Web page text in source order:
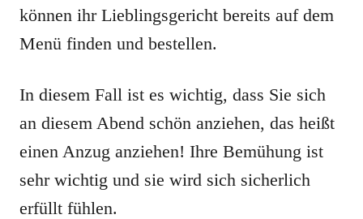
können ihr Lieblingsgericht bereits auf dem
Menü finden und bestellen.
In diesem Fall ist es wichtig, dass Sie sich
an diesem Abend schön anziehen, das heißt
einen Anzug anziehen! Ihre Bemühung ist
sehr wichtig und sie wird sich sicherlich
erfüllt fühlen.